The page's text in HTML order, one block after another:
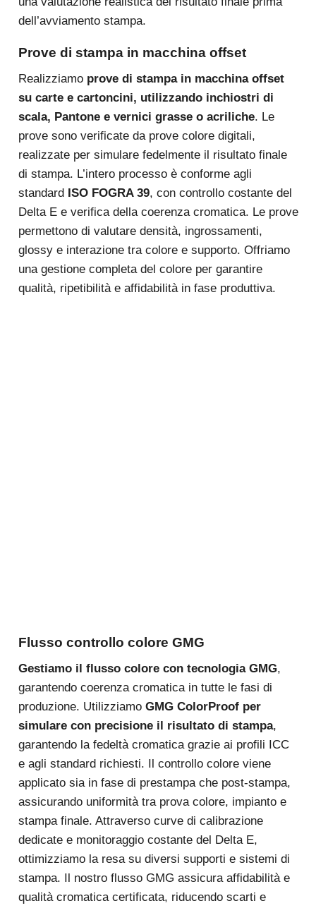
dell’avviamento stampa.
Prove di stampa in macchina offset
Realizziamo prove di stampa in macchina offset
su carte e cartoncini, utilizzando inchiostri di
scala, Pantone e vernici grasse o acriliche. Le
prove sono verificate da prove colore digitali,
realizzate per simulare fedelmente il risultato finale
di stampa. L’intero processo è conforme agli
standard
ISO FOGRA 39, con controllo costante del
Delta E e verifica della coerenza cromatica. Le prove
permettono di valutare densità, ingrossamenti,
glossy e interazione tra colore e supporto. Offriamo
una gestione completa del colore per garantire
qualità, ripetibilità e affidabilità in fase produttiva.
Flusso controllo colore GMG
Gestiamo il flusso colore con tecnologia GMG,
garantendo coerenza cromatica in tutte le fasi di
produzione. Utilizziamo GMG ColorProof per
simulare con precisione il risultato di stampa,
garantendo la fedeltà cromatica grazie ai profili ICC
e agli standard richiesti. Il controllo colore viene
applicato sia in fase di prestampa che post-stampa,
assicurando uniformità tra prova colore, impianto e
stampa finale. Attraverso curve di calibrazione
dedicate e monitoraggio costante del Delta E,
ottimizziamo la resa su diversi supporti e sistemi di
stampa. Il nostro flusso GMG assicura affidabilità e
qualità cromatica certificata, riducendo scarti e